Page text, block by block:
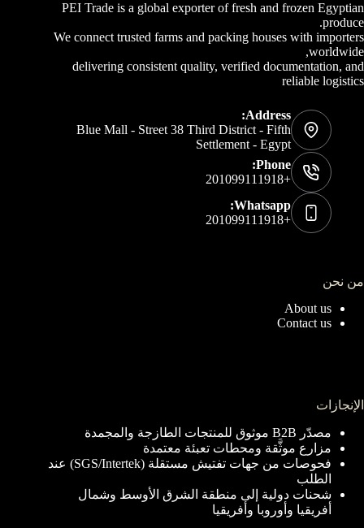
PEI Trade is a global exporter of fresh and frozen Egyptian
produce.
We connect trusted farms and packing houses with importers
worldwide,
delivering consistent quality, verified documentation, and
reliable logistics
Address:
Blue Mall - Street 38 Third District - Fifth
Settlement - Egypt
Phone:
+201099111918
Whatsapp:
+201099111918
من نحن
About us
Contact us
الإنجازات
مصدّر B2B موثوق للمنتجات الطازجة والمجمدة
مزارع موثَّقة ومحطات تعبئة معتمدة
فحوصات من جهات تفتيش مستقلة (SGS/Intertek) عند
الطلب
شحنات دولية إلى منطقة الشرق الأوسط وشمال
أفريقيا وأوروبا وأفريقيا